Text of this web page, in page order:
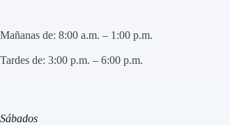
Mañanas de: 8:00 a.m. – 1:00 p.m.
Tardes de: 3:00 p.m. – 6:00 p.m.
Sábados